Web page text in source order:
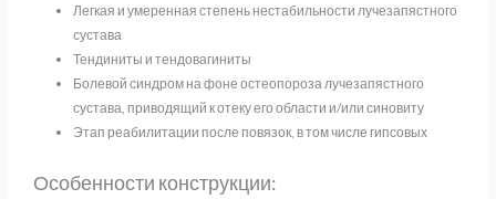
Легкая и умеренная степень нестабильности лучезапястного
сустава
Тендиниты и тендовагиниты
Болевой синдром на фоне остеопороза лучезапястного
сустава, приводящий к отеку его области и/или синовиту
Этап реабилитации после повязок, в том числе гипсовых
Особенности конструкции: